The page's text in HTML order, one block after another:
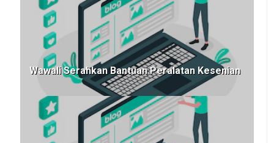
Wawali Serahkan Bantuan Peralatan Kesenian